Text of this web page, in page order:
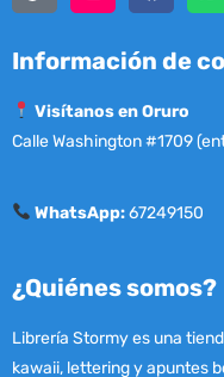
Información de
Visítanos en Oruro
Calle Washington #1709
WhatsApp:67249150
¿Quiénes somos?
Librería Stormy es una
kawaii, lettering y apuntes